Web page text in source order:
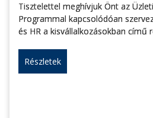
Tisztelettel meghívjuk Önt az
Programmal kapcsolódóan
és HR a kisvállalkozásokban című
Részletek